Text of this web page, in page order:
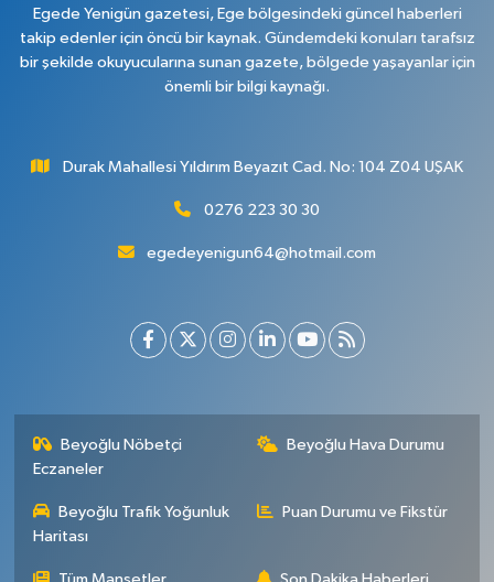
Egede Yenigün gazetesi, Ege bölgesindeki güncel haberleri
takip edenler için öncü bir kaynak. Gündemdeki konuları tarafsız
bir şekilde okuyucularına sunan gazete, bölgede yaşayanlar için
önemli bir bilgi kaynağı.
Durak Mahallesi Yıldırım Beyazıt Cad. No: 104 Z04 UŞAK
0276 223 30 30
egedeyenigun64@hotmail.com
Beyoğlu Nöbetçi
Eczaneler
Beyoğlu Hava Durumu
Beyoğlu Trafik Yoğunluk
Haritası
Puan Durumu ve Fikstür